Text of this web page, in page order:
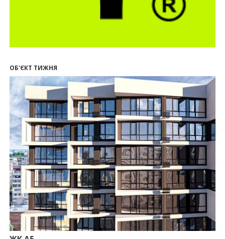
понад 13 млн грн пайових внесків
17.07.2026
SKYGARDEN
11:50
Ведення фасадних робіт у 36 корпусі ЖР
“Княгинин”
09:24
Новобудови Франківська стрімко дорожчають:
скільки в середньому коштує квадратний метр
15.07.2026
12:06
На Франківщині житло за «єОселею» дешевше
на 21%
13.07.2026
10:56
У Франківську не знайшлося охочих купити
офісний комплекс збанкрутілої компанії з групи
«Приват»
09:25
Податок на нерухомість з 1 липня: як дізнатися
суму і правильно сплатити кошти
ОБ'ЄКТ ТИЖНЯ